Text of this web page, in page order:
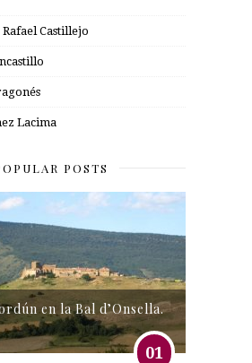
Castillejo
Lacima
POSTS
en la Bal d’Onsella.
01